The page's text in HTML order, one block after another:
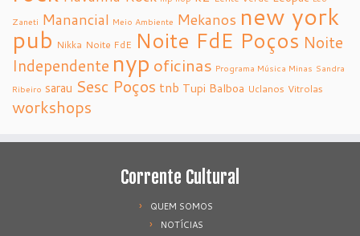
Zaneti Manancial Meio Ambiente Mekanos new york
pub Nikka Noite FdE Noite FdE Poços Noite
Independente nyp oficinas Programa Música Minas Sandra
Ribeiro sarau Sesc Poços tnb Tupi Balboa Uclanos Vitrolas
workshops
Corrente Cultural
QUEM SOMOS
NOTÍCIAS